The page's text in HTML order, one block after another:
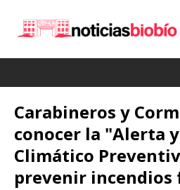
Carabineros y
conocer la "Alerta
Climático
prevenir incendios